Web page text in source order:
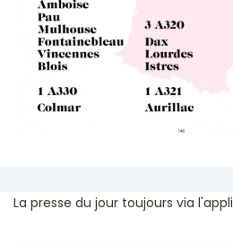
La presse du jour toujours via